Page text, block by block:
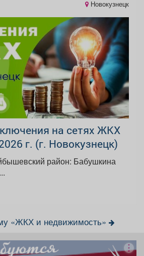
Новокузнецк
на сетях ЖКХ
г. (г. Новокузнецк)
«ЖКХ и недвижимость»